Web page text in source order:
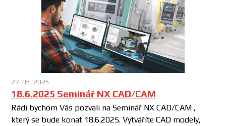
27. 05. 2025
18.6.2025 Seminář NX CAD/CAM
Rádi bychom Vás pozvali na Seminář NX CAD/CAM ,
který se bude konat 18.6.2025. Vytváříte CAD modely,